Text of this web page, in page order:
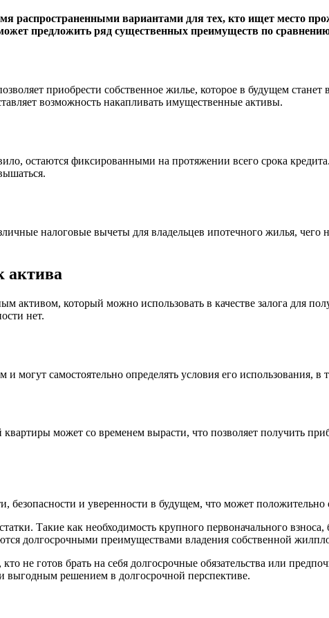
распространенными вариантами для тех, кто ищет место
предложить ряд существенных преимуществ по
приобрести собственное жилье, которое в будущем
возможность накапливать имущественные активы.
остаются фиксированными на протяжении всего срока
налоговые вычеты для владельцев ипотечного жилья, чего
актива
активом, который можно использовать в качестве залога для
нет.
самостоятельно определять условия его использования,
может со временем вырасти, что позволяет получить
и уверенности в будущем, что может положительно
Такие как необходимость крупного первоначального
долгосрочными преимуществами владения собственной
не готов брать на себя долгосрочные обязательства или
выгодным решением в долгосрочной перспективе.